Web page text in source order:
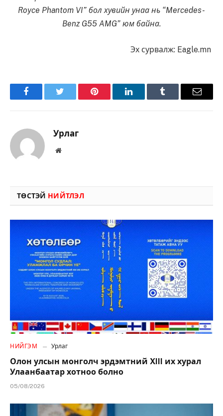
Royce Phantom VI” бол хувийн унаа нь “Mercedes-
Benz G55 AMG” юм байна.
Эх сурвалж: Eagle.mn
FacebookTwitter Pinterest LinkedInTumblr Имэйл
Урлаг
Вэбсайт
ТӨСТЭЙ НИЙТЛЭЛ
НИЙГЭМ Урлаг
Олон улсын монголч эрдэмтний XIII их хурал
Улаанбаатар хотноо болно
05/08/2026